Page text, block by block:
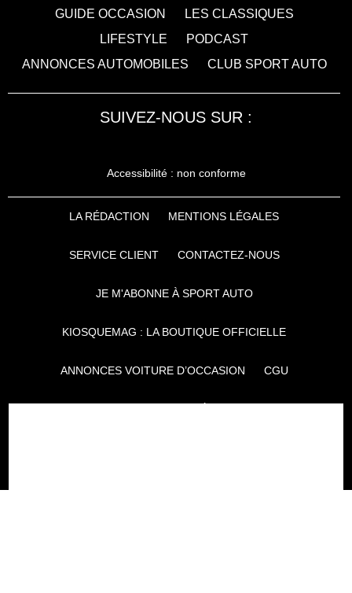
GUIDE OCCASION
LES CLASSIQUES
LIFESTYLE
PODCAST
ANNONCES AUTOMOBILES
CLUB SPORT AUTO
SUIVEZ-NOUS SUR :
Accessibilité : non conforme
LA RÉDACTION MENTIONS LÉGALES
SERVICE CLIENT CONTACTEZ-NOUS
JE M'ABONNE À SPORT AUTO
KIOSQUEMAG : LA BOUTIQUE OFFICIELLE
ANNONCES VOITURE D’OCCASION CGU